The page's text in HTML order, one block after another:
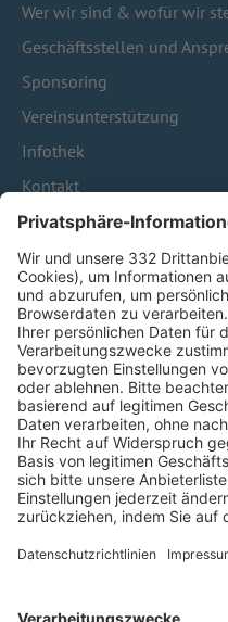
Wer wir sind & wofür wir
Geschäftsstellen und
Sponsoring
Vereinsunterstützung
Infothek
Kontakt
HÄUFIG BESUCHTE
Pässe und Vereinswechsel
Trainerausbildung
Schulungsangebot
BFV-Geschäftsstellen
Trainerbörse
Login SpielPlus
FOLGE DEM BFV